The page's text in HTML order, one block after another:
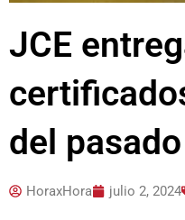
JCE
del
HoraxHora julio 2, 2024